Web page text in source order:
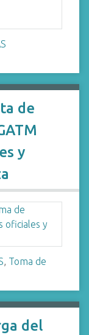
de
y
, Toma de
del